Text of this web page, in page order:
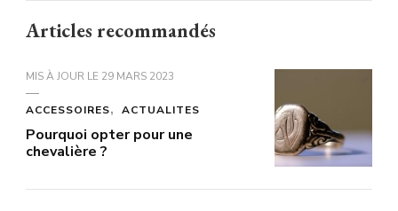
Articles recommandés
MIS À JOUR LE 29 MARS 2023
ACCESSOIRES ACTUALITES
Pourquoi opter pour une
chevalière ?